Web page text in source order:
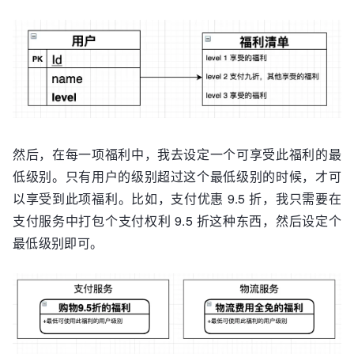
然后，在每一项福利中，我去设定一个可享受此福利的最
低级别。只有用户的级别超过这个最低级别的时候，才可
以享受到此项福利。比如，支付优惠 9.5 折，我只需要在
支付服务中打包个支付权利 9.5 折这种东西，然后设定个
最低级别即可。